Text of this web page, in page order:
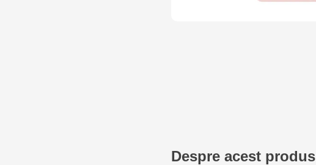
Despre acest produs